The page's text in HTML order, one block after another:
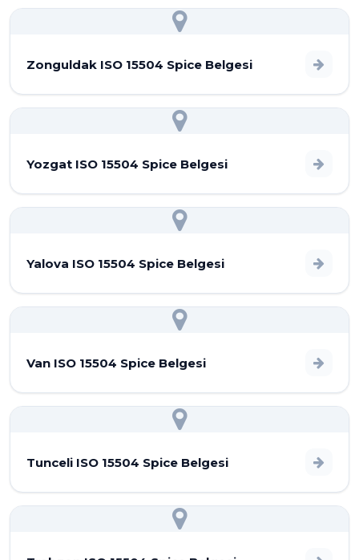
Zonguldak ISO 15504 Spice Belgesi
Yozgat ISO 15504 Spice Belgesi
Yalova ISO 15504 Spice Belgesi
Van ISO 15504 Spice Belgesi
Tunceli ISO 15504 Spice Belgesi